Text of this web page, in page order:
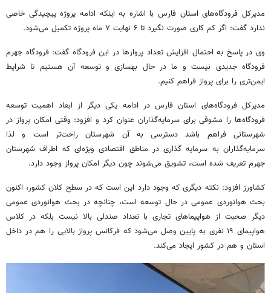
مدیرکل فرودگاه‌های استان فارس با اشاره به اینکه ادامه پروژه پیچیدگی خاصی
ندارد گفت: اگر کم کاری صورت نگیرد تا ۶ نهایت ۷ ماه پروژه تکمیل می‌شود.
وی در پاسخ به احتمال افزایش تعداد پروازها در این فرودگاه گفت: فرودگاه جهرم
فرودگاه جدیدی نیست و ما در حال بهسازی و توسعه آن هستیم تا شرایط
ایمن‌تری را برای پرواز فراهم کنیم.
مدیرکل فرودگاه‌های استان فارس در ادامه یکی دیگر از ابعاد اهمیت توسعه
فرودگاه‌ها را مشوقی برای سرمایه‌گذاران عنوان کرد و افزود: وقتی امکان پرواز در
شهرستانی فراهم باشد دسترسی به آن شهرستان راحت‌تر است و لذا
سرمایه‌گذاران به سرمایه گذاری در مناطق اقتصادی ویژه‌ای که اطراف شهرستان
جهرم تعریف شده است، تشویق می‌شوند چون دیگر امکان پرواز وجود دارد.
کشاورز افزود: نکته دیگری که وجود دارد این است که در سطح کلان کشور، اکنون
بحث هوانوردی عمومی در حال توسعه است، چنانچه در بحث هوانوردی عمومی
دیگر صحبت از هواپیماهای تجاری با تعداد صندلی بالا نیست بلکه در کلاس
هواپیمای ۱۹ نفری به پایین وصل می‌شود که فرکانس پرواز بالایی را هم در داخل
استان و هم در کشور ایجاد می‌کند.